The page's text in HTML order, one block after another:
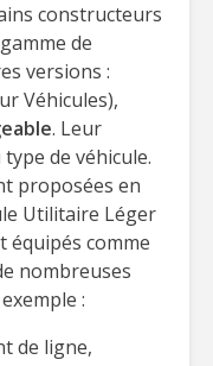
constructeurs
de
versions :
Véhicules),
. Leur
de véhicule.
proposées en
Utilitaire Léger
équipés comme
nombreuses
:
de ligne,